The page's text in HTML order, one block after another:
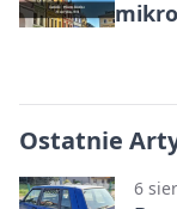
Ostatnie
6